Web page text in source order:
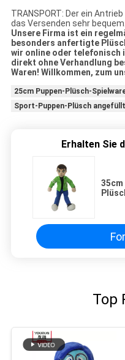
TRANSPORT: Der ein
das Versenden sehr bequem.
Unsere Firma ist ein
besonders anfertigte
wir online oder telefonisch
direkt ohne Verhandlung
Waren! Willkommen, zum
25cm Puppen-Plüsch-
Sport-Puppen-Plüsch
Erhalten Sie
Top